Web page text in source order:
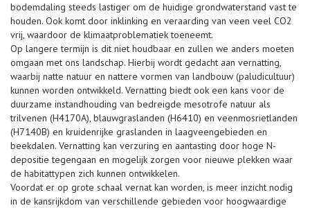
bodemdaling steeds lastiger om de huidige grondwaterstand vast te
houden. Ook komt door inklinking en veraarding van veen veel CO2
vrij, waardoor de klimaatproblematiek toeneemt.
Op langere termijn is dit niet houdbaar en zullen we anders moeten
omgaan met ons landschap. Hierbij wordt gedacht aan vernatting,
waarbij natte natuur en nattere vormen van landbouw (paludicultuur)
kunnen worden ontwikkeld. Vernatting biedt ook een kans voor de
duurzame instandhouding van bedreigde mesotrofe natuur als
trilvenen (H4170A), blauwgraslanden (H6410) en veenmosrietlanden
(H7140B) en kruidenrijke graslanden in laagveengebieden en
beekdalen. Vernatting kan verzuring en aantasting door hoge N-
depositie tegengaan en mogelijk zorgen voor nieuwe plekken waar
de habitattypen zich kunnen ontwikkelen.
Voordat er op grote schaal vernat kan worden, is meer inzicht nodig
in de kansrijkdom van verschillende gebieden voor hoogwaardige